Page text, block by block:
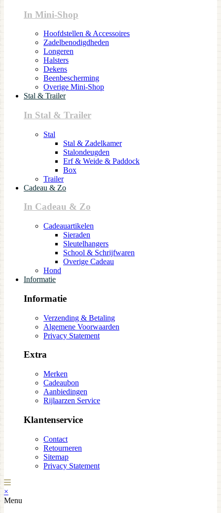
In Mini-Shop
Hoofdstellen & Accessoires
Zadelbenodigdheden
Longeren
Halsters
Dekens
Beenbescherming
Overige Mini-Shop
Stal & Trailer
In Stal & Trailer
Stal
Stal & Zadelkamer
Stalondeugden
Erf & Weide & Paddock
Box
Trailer
Cadeau & Zo
In Cadeau & Zo
Cadeauartikelen
Sieraden
Sleutelhangers
School & Schrijfwaren
Overige Cadeau
Hond
Informatie
Informatie
Verzending & Betaling
Algemene Voorwaarden
Privacy Statement
Extra
Merken
Cadeaubon
Aanbiedingen
Rijlaarzen Service
Klantenservice
Contact
Retourneren
Sitemap
Privacy Statement
×
Menu